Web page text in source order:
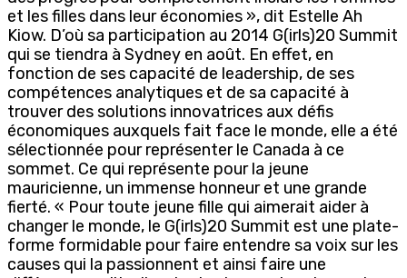
et les filles dans leur économies », dit Estelle Ah
Kiow. D’où sa participation au 2014 G(irls)20 Summit
qui se tiendra à Sydney en août. En effet, en
fonction de ses capacité de leadership, de ses
compétences analytiques et de sa capacité à
trouver des solutions innovatrices aux défis
économiques auxquels fait face le monde, elle a été
sélectionnée pour représenter le Canada à ce
sommet. Ce qui représente pour la jeune
mauricienne, un immense honneur et une grande
fierté. « Pour toute jeune fille qui aimerait aider à
changer le monde, le G(irls)20 Summit est une plate-
forme formidable pour faire entendre sa voix sur les
causes qui la passionnent et ainsi faire une